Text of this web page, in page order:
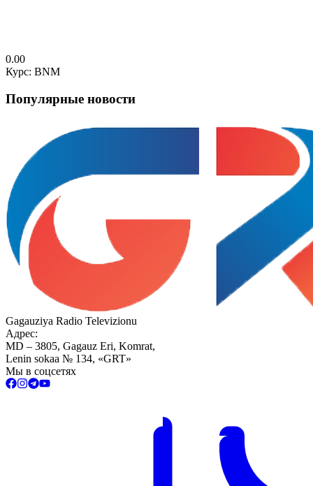
0.00
Курс: BNM
Популярные новости
Gagauziya Radio Televizionu
Адрес:
MD – 3805, Gagauz Eri, Komrat,
Lenin sokaa № 134, «GRT»
Мы в соцсетях